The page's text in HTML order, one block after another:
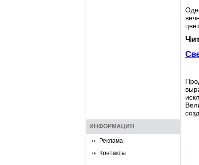
ИНФОРМАЦИЯ
Реклама
Контакты